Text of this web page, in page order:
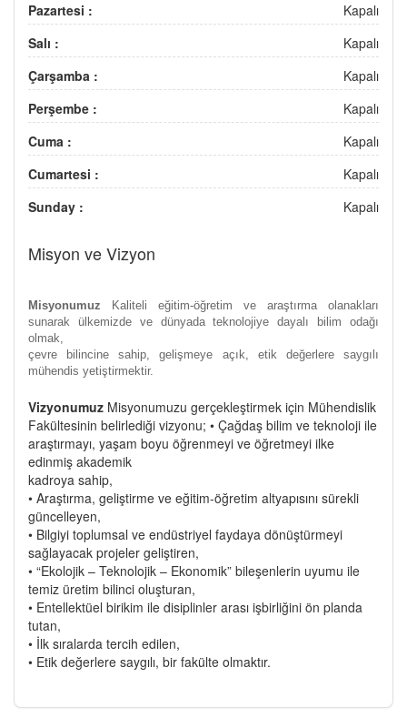
Pazartesi :
Kapalı
Salı :
Kapalı
Çarşamba :
Kapalı
Perşembe :
Kapalı
Cuma :
Kapalı
Cumartesi :
Kapalı
Sunday :
Kapalı
Misyon ve Vizyon
Misyonumuz Kaliteli eğitim-öğretim ve araştırma olanakları
sunarak ülkemizde ve dünyada teknolojiye dayalı bilim odağı
olmak,
çevre bilincine sahip, gelişmeye açık, etik değerlere saygılı
mühendis yetiştirmektir.
Vizyonumuz Misyonumuzu gerçekleştirmek için Mühendislik
Fakültesinin belirlediği vizyonu; • Çağdaş bilim ve teknoloji ile
araştırmayı, yaşam boyu öğrenmeyi ve öğretmeyi ilke
edinmiş akademik
kadroya sahip,
• Araştırma, geliştirme ve eğitim-öğretim altyapısını sürekli
güncelleyen,
• Bilgiyi toplumsal ve endüstriyel faydaya dönüştürmeyi
sağlayacak projeler geliştiren,
• “Ekolojik – Teknolojik – Ekonomik” bileşenlerin uyumu ile
temiz üretim bilinci oluşturan,
• Entellektüel birikim ile disiplinler arası işbirliğini ön planda
tutan,
• İlk sıralarda tercih edilen,
• Etik değerlere saygılı, bir fakülte olmaktır.